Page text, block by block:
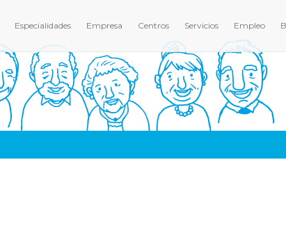
Especialidades Empresa Centros Servicios Empleo